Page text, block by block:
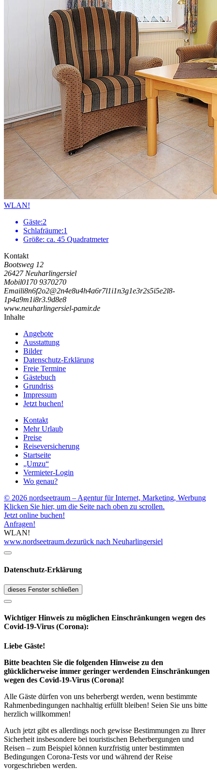
WLAN!
Gäste:2
Schlafräume:1
Größe: ca. 45 Quadratmeter
Kontakt
Bootsweg 12
26427 Neuharlingersiel
Mobil0170 9370270
Emaili8n6f2o2@2n4e8u4h4a6r7l1i1n3g1e3r2s5i5e2l8-
1p4a9m1i8r3.9d8e8
www.neuharlingersiel-pamir.de
Inhalte
Angebote
Ausstattung
Bilder
Datenschutz-Erklärung
Freie Termine
Gästebuch
Grundriss
Impressum
Jetzt buchen!
Kontakt
Mehr Urlaub
Preise
Reiseversicherung
Startseite
„Umzu“
Vermieter-Login
Wo genau?
© 2026 nordseetraum – Agentur für Internet, Marketing, Werbung
Klicken Sie hier, um die Seite nach oben zu scrollen.
Jetzt online buchen!
Anfragen!
WLAN!
www.nordseetraum.dezurück nach Neuharlingersiel
Datenschutz-Erklärung
dieses Fenster schließen
Wichtiger Hinweis zu möglichen Ein­schränk­ungen wegen des
Covid-19-Virus (Corona):
Liebe Gäste!
Bitte beachten Sie die folgenden Hinweise zu den
glücklicherweise immer geringer werdenden Einschränkungen
wegen des Covid-19-Virus (Corona)!
Alle Gäste dürfen von uns beherbergt werden, wenn bestimmte
Rahmenbedingungen nachhaltig erfüllt bleiben! Seien Sie uns bitte
herzlich willkommen!
Auch jetzt gibt es allerdings noch gewisse Bestimmungen zu Ihrer
Sicherheit insbesondere bei touristischen Beherbergungen und
Reisen – zum Beispiel können kurzfristig unter bestimmten
Bedingungen Corona-Tests vor und während der Reise
vorgeschrieben werden.